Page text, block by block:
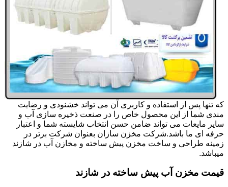
که تنها پس از استفاده و کاربری آن می تواند خشنودی و رضایت
مندی شما از این محصول خاص را در صنعت ذخیره سازی آب و
سایر مایعات می تواند ضامن حسن انتخاب شایسته شما و اعتبار
حرفه ای ما باشد.شرکت مخزن سازان بعنوان شرکت برتر در
زمینه طراحی و ساخت مخزن پیش ساخته و مخازن آب در شازند
میباشد.
قیمت مخزن آب پیش ساخته در شازند